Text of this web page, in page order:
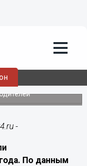
доля
семей
в структуре
-
По данным